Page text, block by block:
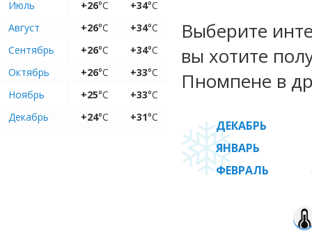
Июль
+26°C +34°C
Август
+26°C +34°C
Сентябрь
+26°C +34°C
Октябрь
+26°C +33°C
Ноябрь
+25°C +33°C
Декабрь
+24°C +31°C
Выберите
вы хотите
Пномпене в
ДЕКАБРЬ
ЯНВАРЬ
ФЕВРАЛЬ